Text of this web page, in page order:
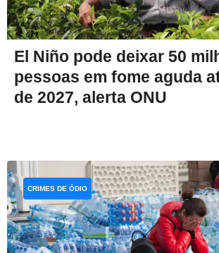
El Niño pode deixar 50
pessoas em fome aguda
de 2027, alerta ONU
CRIMES DE ÓDIO